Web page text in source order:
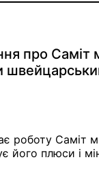
про Саміт
роботу Саміт
його плюси і